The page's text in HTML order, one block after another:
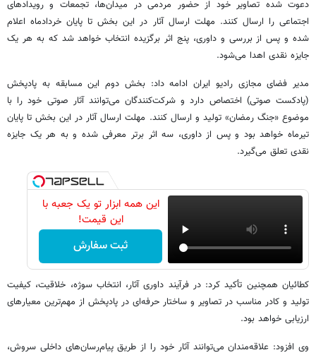
دعوت شده تصاویر خود از حضور مردمی در میدان‌ها، تجمعات و رویدادهای
اجتماعی را ارسال کنند. مهلت ارسال آثار در این بخش تا پایان خردادماه اعلام
شده و پس از بررسی و داوری، پنج اثر برگزیده انتخاب خواهد شد که به هر یک
جایزه نقدی اهدا می‌شود.
مدیر فضای مجازی رادیو ایران ادامه داد: بخش دوم این مسابقه به پادپخش
(پادکست صوتی) اختصاص دارد و شرکت‌کنندگان می‌توانند آثار صوتی خود را با
موضوع «جنگ رمضان» تولید و ارسال کنند. مهلت ارسال آثار در این بخش تا پایان
تیرماه خواهد بود و پس از داوری، سه اثر برتر معرفی شده و به هر یک جایزه
نقدی تعلق می‌گیرد.
این همه ابزار تو یک جعبه با
این قیمت!
ثبت سفارش
کطائیان همچنین تأکید کرد: در فرآیند داوری آثار، انتخاب سوژه، خلاقیت، کیفیت
تولید و کادر مناسب در تصاویر و ساختار حرفه‌ای در پادپخش از مهم‌ترین معیارهای
ارزیابی خواهد بود.
وی افزود: علاقه‌مندان می‌توانند آثار خود را از طریق پیام‌رسان‌های داخلی سروش،